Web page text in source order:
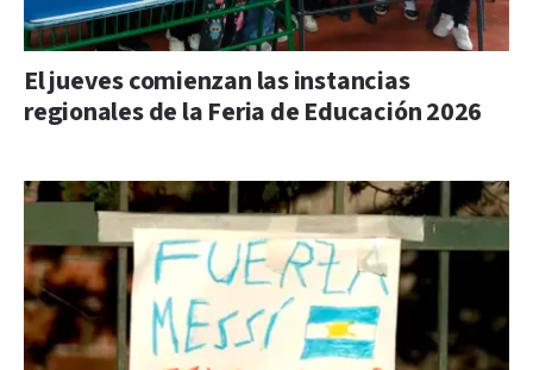
El jueves comienzan las instancias
regionales de la Feria de Educación 2026